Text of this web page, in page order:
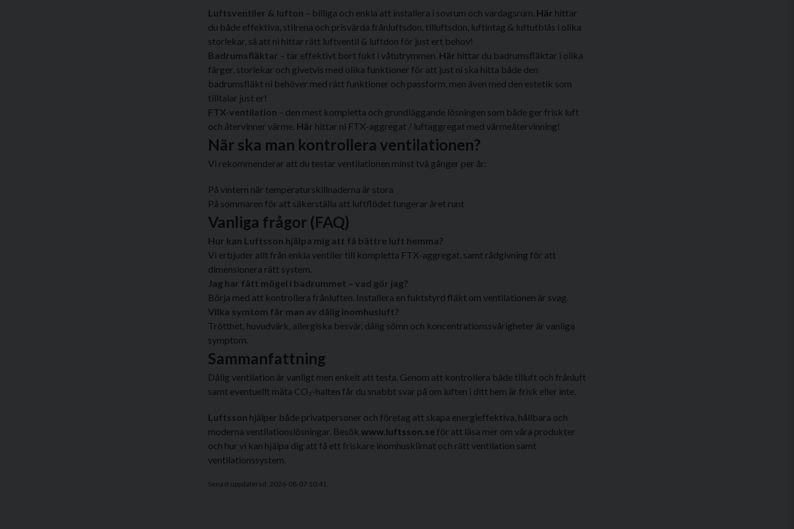
Luftsventiler & lufton – billiga och enkla att installera i sovrum och vardagsrum. Här hittar
du både effektiva, stilrena och prisvärda frånluftsdon, tilluftsdon, luftintag & luftutblås i olika
storlekar, så att ni hittar rätt luftventil & luftdon för just ert behov!
Badrumsfläktar – tar effektivt bort fukt i våtutrymmen. Här hittar du badrumsfläktar i olika
färger, storlekar och givetvis med olika funktioner för att just ni ska hitta både den
badrumsfläkt ni behöver med rätt funktioner och passform, men även med den estetik som
tilltalar just er!
FTX-ventilation – den mest kompletta och grundläggande lösningen som både ger frisk luft
och återvinner värme. Här hittar ni FTX-aggregat / luftaggregat med värmeåtervinning!
När ska man kontrollera ventilationen?
Vi rekommenderar att du testar ventilationen minst två gånger per år:
På vintern när temperaturskillnaderna är stora
På sommaren för att säkerställa att luftflödet fungerar året runt
Vanliga frågor (FAQ)
Hur kan Luftsson hjälpa mig att få bättre luft hemma?
Vi erbjuder allt från enkla ventiler till kompletta FTX-aggregat, samt rådgivning för att
dimensionera rätt system.
Jag har fått mögel i badrummet – vad gör jag?
Börja med att kontrollera frånluften. Installera en fuktstyrd fläkt om ventilationen är svag.
Vilka symtom får man av dålig inomhusluft?
Trötthet, huvudvärk, allergiska besvär, dålig sömn och koncentrationssvårigheter är vanliga
symptom.
Sammanfattning
Dålig ventilation är vanligt men enkelt att testa. Genom att kontrollera både tilluft och frånluft
samt eventuellt mäta CO₂-halten får du snabbt svar på om luften i ditt hem är frisk eller inte.
Luftsson hjälper både privatpersoner och företag att skapa energieffektiva, hållbara och
moderna ventilationslösningar. Besök www.luftsson.se för att läsa mer om våra produkter
och hur vi kan hjälpa dig att få ett friskare inomhusklimat och rätt ventilation samt
ventilationssystem.
Senast uppdaterad: 2026-08-07 10:41